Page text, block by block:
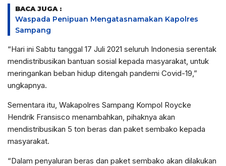
BACA JUGA :
Waspada Penipuan Mengatasnamakan Kapolres
Sampang
“Hari ini Sabtu tanggal 17 Juli 2021 seluruh Indonesia serentak
mendistribusikan bantuan sosial kepada masyarakat, untuk
meringankan beban hidup ditengah pandemi Covid-19,”
ungkapnya.
Sementara itu, Wakapolres Sampang Kompol Roycke
Hendrik Fransisco menambahkan, pihaknya akan
mendistribusikan 5 ton beras dan paket sembako kepada
masyarakat.
“Dalam penyaluran beras dan paket sembako akan dilakukan